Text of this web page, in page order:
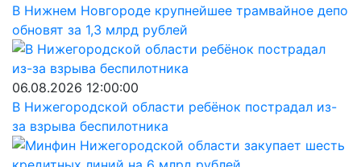
В Нижнем Новгороде крупнейшее трамвайное депо
обновят за 1,3 млрд рублей
06.08.2026 12:00:00
В Нижегородской области ребёнок пострадал из-
за взрыва беспилотника